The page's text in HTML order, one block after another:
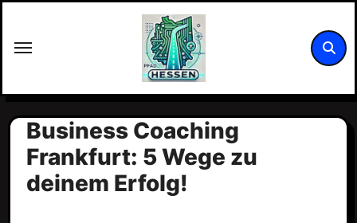
springen
Business Coaching
Frankfurt: 5 Wege zu
deinem Erfolg!